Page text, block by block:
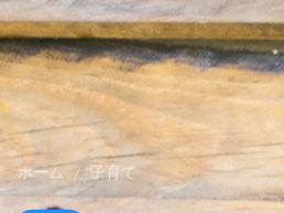
ホーム / 子育て